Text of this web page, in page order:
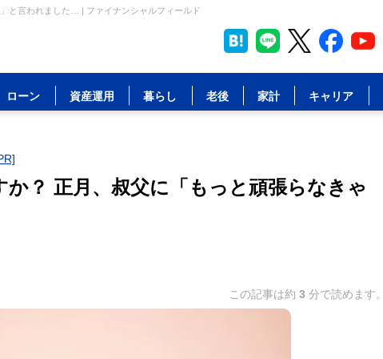
と言われました… | ファイナンシャルフィールド
ローン 資産運用 暮らし 老後 家計 キャリア
？ 正月、叔父に「もっと頑張らなきゃ
この記事は約 3 分で読めます。